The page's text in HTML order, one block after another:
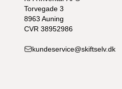
Torvegade 3
8963 Auning
CVR 38952986
kundeservice@skiftselv.dk